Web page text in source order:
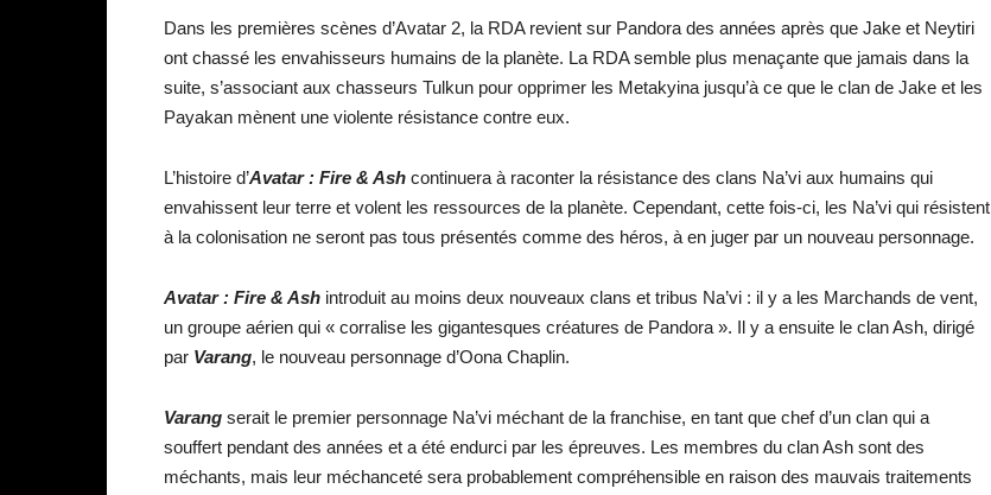
Dans les premières scènes d’Avatar 2, la RDA revient sur Pandora des années après que Jake et Neytiri
ont chassé les envahisseurs humains de la planète. La RDA semble plus menaçante que jamais dans la
suite, s’associant aux chasseurs Tulkun pour opprimer les Metakyina jusqu’à ce que le clan de Jake et les
Payakan mènent une violente résistance contre eux.
L’histoire d’Avatar : Fire & Ash continuera à raconter la résistance des clans Na’vi aux humains qui
envahissent leur terre et volent les ressources de la planète. Cependant, cette fois-ci, les Na’vi qui résistent
à la colonisation ne seront pas tous présentés comme des héros, à en juger par un nouveau personnage.
Avatar : Fire & Ash introduit au moins deux nouveaux clans et tribus Na’vi : il y a les Marchands de vent,
un groupe aérien qui « corralise les gigantesques créatures de Pandora ». Il y a ensuite le clan Ash, dirigé
par Varang, le nouveau personnage d’Oona Chaplin.
Varang serait le premier personnage Na’vi méchant de la franchise, en tant que chef d’un clan qui a
souffert pendant des années et a été endurci par les épreuves. Les membres du clan Ash sont des
méchants, mais leur méchanceté sera probablement compréhensible en raison des mauvais traitements